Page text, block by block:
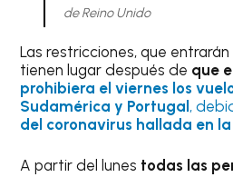
de Reino Unido
Las restricciones, que
tienen lugar después de que
prohibiera el viernes los
Sudamérica y Portugal,
del coronavirus hallada en
A partir del lunes todas las